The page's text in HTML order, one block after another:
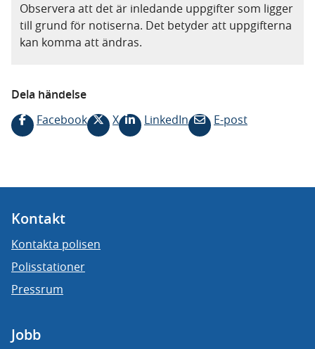
Observera att det är inledande uppgifter som ligger
till grund för notiserna. Det betyder att uppgifterna
kan komma att ändras.
Dela händelse
Facebook
X LinkedIn E-post
Kontakt
Kontakta polisen
Polisstationer
Pressrum
Jobb